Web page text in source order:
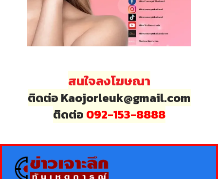
สนใจลงโฆษณา
ติดต่อ Kaojorleuk@gmail.com
ติดต่อ 092-153-8888